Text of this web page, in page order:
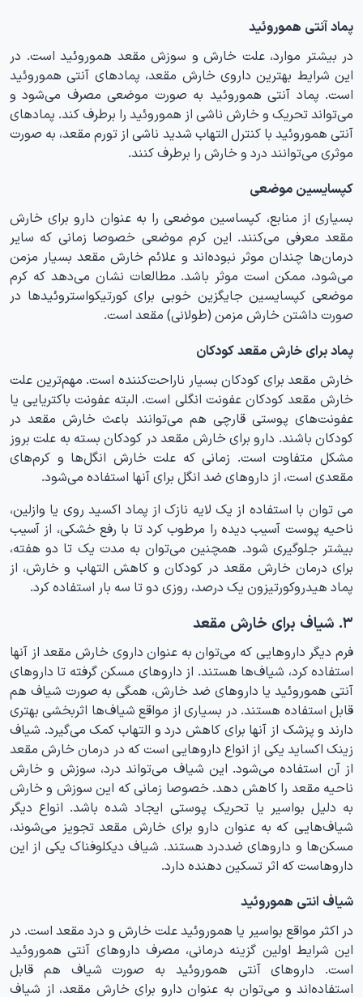
پماد آنتی هموروئید
در بیشتر موارد، علت خارش و سوزش مقعد هموروئید است. در
این شرایط بهترین داروی خارش مقعد، پمادهای آنتی هموروئید
است. پماد آنتی هموروئید به صورت موضعی مصرف می‌شود و
می‌تواند تحریک و خارش ناشی از هموروئید را برطرف کند. پمادهای
آنتی هموروئید با کنترل التهاب شدید ناشی از تورم مقعد، به صورت
موثری می‌توانند درد و خارش را برطرف کنند.
کپسایسین موضعی
بسیاری از منابع، کپساسین موضعی را به عنوان دارو برای خارش
مقعد معرفی می‌کنند. این کرم موضعی خصوصا زمانی که سایر
درمان‌ها چندان موثر نبوده‌اند و علائم خارش مقعد بسیار مزمن
می‌شود، ممکن است موثر باشد. مطالعات نشان می‌دهد که کرم
موضعی کپسایسین جایگزین خوبی برای کورتیکواستروئیدها در
صورت داشتن خارش مزمن (طولانی) مقعد است.
پماد برای خارش مقعد کودکان
خارش مقعد برای کودکان بسیار ناراحت‌کننده است. مهم‌ترین علت
خارش مقعد کودکان عفونت انگلی است. البته عفونت باکتریایی یا
عفونت‌های پوستی قارچی هم می‌توانند باعث خارش مقعد در
کودکان باشند. دارو برای خارش مقعد در کودکان بسته به علت بروز
مشکل متفاوت است. زمانی که علت خارش انگل‌ها و کرم‌های
مقعدی است، از داروهای ضد انگل برای آنها استفاده می‌شود.
می توان با استفاده از یک لایه نازک از پماد اکسید روی یا وازلین،
ناحیه پوست آسیب دیده را مرطوب کرد تا با رفع خشکی، از آسیب
بیشتر جلوگیری شود. همچنین می‌توان به مدت یک تا دو هفته،
برای درمان خارش مقعد در کودکان و کاهش التهاب و خارش، از
پماد هیدروکورتیزون یک درصد، روزی دو تا سه بار استفاده کرد.
۳. شیاف برای خارش مقعد
فرم دیگر داروهایی که می‌توان به عنوان داروی خارش مقعد از آنها
استفاده کرد، شیاف‌ها هستند. از داروهای مسکن گرفته تا داروهای
آنتی هموروئید یا داروهای ضد خارش، همگی به صورت شیاف هم
قابل استفاده هستند. در بسیاری از مواقع شیاف‌ها اثربخشی بهتری
دارند و پزشک از آنها برای کاهش درد و التهاب کمک می‌گیرد. شیاف
زینک اکساید یکی از انواع داروهایی است که در درمان خارش مقعد
از آن استفاده می‌شود. این شیاف می‌تواند درد، سوزش و خارش
ناحیه مقعد را کاهش دهد. خصوصا زمانی که این سوزش و خارش
به دلیل بواسیر یا تحریک پوستی ایجاد شده باشد. انواع دیگر
شیاف‌هایی که به عنوان دارو برای خارش مقعد تجویز می‌شوند،
مسکن‌ها و داروهای ضددرد هستند. شیاف دیکلوفناک یکی از این
داروهاست که اثر تسکین دهنده دارد.
شیاف انتی هموروئید
در اکثر مواقع بواسیر یا هموروئید علت خارش و درد مقعد است. در
این شرایط اولین گزینه درمانی، مصرف داروهای آنتی هموروئید
است. داروهای آنتی هموروئید به صورت شیاف هم قابل
استفاده‌اند و می‌توان به عنوان دارو برای خارش مقعد، از شیاف